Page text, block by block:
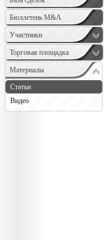
Бюллетень M&A
Monthly
Участники
Торговая площадка
Материалы
Статьи
Видео